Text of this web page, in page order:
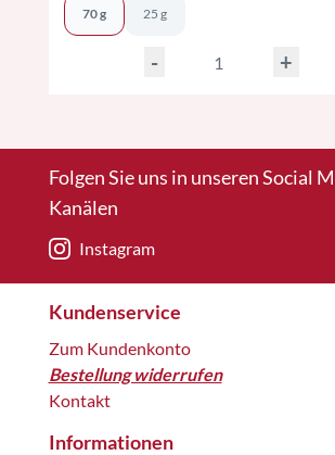
70 g 25 g
- +
Folgen Sie uns in unseren Social
Kanälen
Instagram
Kundenservice
Zum Kundenkonto
Bestellung widerrufen
Kontakt
Informationen